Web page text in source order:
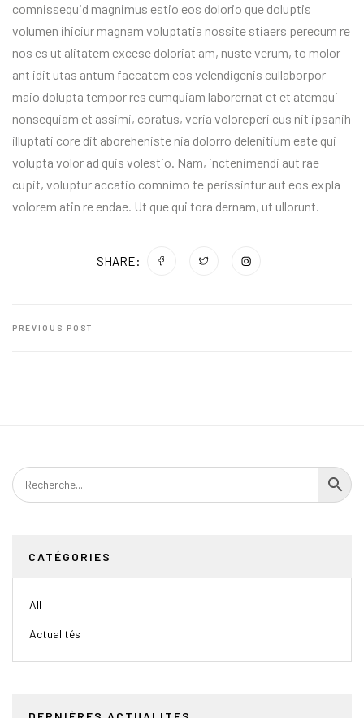
CATÉGORIES
All
Actualités
comnissequid magnimus estio eos dolorio que doluptis
volumen ihiciur magnam voluptatia nossite stiaers perecum re
nos es ut alitatem excese doloriat am, nuste verum, to molor
ant idit utas antum faceatem eos velendigenis cullaborpor
maio dolupta tempor res eumquiam laborernat et et atemqui
nonsequiam et assimi, coratus, veria voloreperi cus nit ipsanih
illuptati core dit aboreheniste nia dolorro delenitium eate qui
volupta volor ad quis volestio. Nam, inctenimendi aut rae
cupit, voluptur accatio comnimo te perissintur aut eos expla
volorem atin re endae. Ut que qui tora dernam, ut ullorunt.
SHARE:
PREVIOUS POST